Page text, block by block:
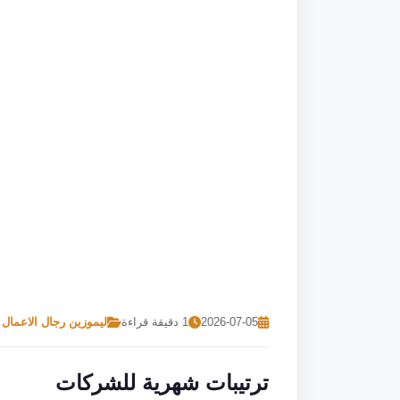
2026-07-05 1 دقيقة قراءة ليموزين رجال الاعمال
ترتيبات شهرية للشركات